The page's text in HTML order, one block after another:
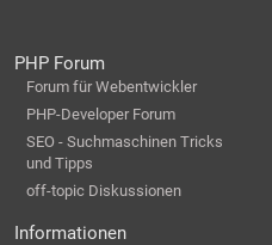
PHP Forum
Forum für Webentwickler
PHP-Developer Forum
SEO - Suchmaschinen Tricks
und Tipps
off-topic Diskussionen
Informationen